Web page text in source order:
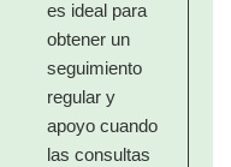
es ideal para
obtener un
seguimiento
regular y
apoyo cuando
las consultas